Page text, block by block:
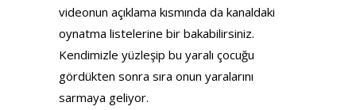
videonun açıklama kısmında da kanaldaki
oynatma listelerine bir bakabilirsiniz.
Kendimizle yüzleşip bu yaralı çocuğu
gördükten sonra sıra onun yaralarını
sarmaya geliyor.